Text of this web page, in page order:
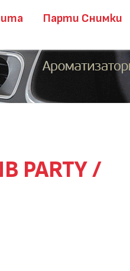
Парти Снимки
PARTY /